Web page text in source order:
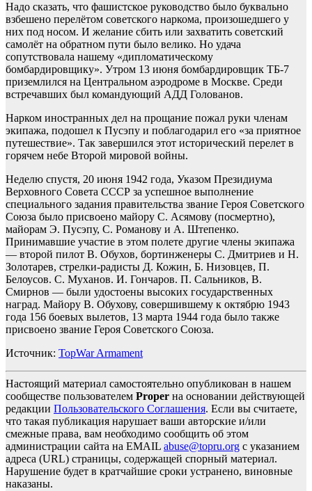
Надо сказать, что фашистское руководство было буквально
взбешено перелётом советского наркома, произошедшего у
них под носом. И желание сбить или захватить советский
самолёт на обратном пути было велико. Но удача
сопутствовала нашему «дипломатическому
бомбардировщику». Утром 13 июня бомбардировщик ТБ-7
приземлился на Центральном аэродроме в Москве. Среди
встречавших был командующий АДД Голованов.
Нарком иностранных дел на прощание пожал руки членам
экипажа, подошел к Пусэпу и поблагодарил его «за приятное
путешествие». Так завершился этот исторический перелет в
горячем небе Второй мировой войны.
Неделю спустя, 20 июня 1942 года, Указом Президиума
Верховного Совета СССР за успешное выполнение
специального задания правительства звание Героя Советского
Союза было присвоено майору С. Асямову (посмертно),
майорам Э. Пусэпу, С. Романову и А. Штепенко.
Принимавшие участие в этом полете другие члены экипажа
— второй пилот В. Обухов, бортинженеры С. Дмитриев и Н.
Золотарев, стрелки-радисты Д. Кожин, Б. Низовцев, П.
Белоусов. С. Муханов. И. Гончаров. П. Сальников, В.
Смирнов — были удостоены высоких государственных
наград. Майору В. Обухову, совершившему к октябрю 1943
года 156 боевых вылетов, 13 марта 1944 года было также
присвоено звание Героя Советского Союза.
Источник: TopWar Armament
Настоящий материал самостоятельно опубликован в нашем
сообществе пользователем Proper на основании действующей
редакции Пользовательского Соглашения. Если вы считаете,
что такая публикация нарушает ваши авторские и/или
смежные права, вам необходимо сообщить об этом
администрации сайта на EMAIL abuse@topru.org с указанием
адреса (URL) страницы, содержащей спорный материал.
Нарушение будет в кратчайшие сроки устранено, виновные
наказаны.